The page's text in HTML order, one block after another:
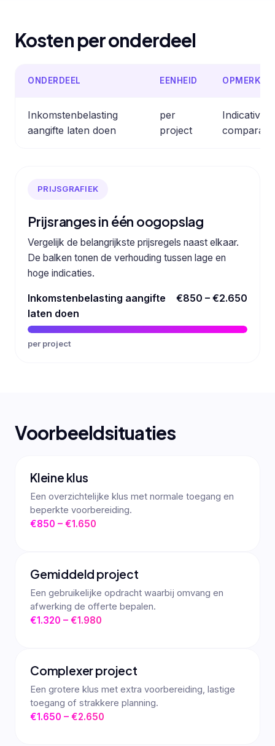
Kosten per onderdeel
ONDERDEEL EENHEID
Inkomstenbelasting
aangifte laten doen
per
project
Indicative
PRIJSGRAFIEK
Prijsranges in één oogopslag
Vergelijk de belangrijkste prijsregels naast elkaar.
De balken tonen de verhouding tussen lage en
hoge indicaties.
Inkomstenbelasting aangifte
laten doen
€850 – €2.650
per project
Voorbeeldsituaties
Kleine klus
Een overzichtelijke klus met normale toegang en
beperkte voorbereiding.
€850 – €1.650
Gemiddeld project
Een gebruikelijke opdracht waarbij omvang en
afwerking de offerte bepalen.
€1.320 – €1.980
Complexer project
Een grotere klus met extra voorbereiding, lastige
toegang of strakkere planning.
€1.650 – €2.650